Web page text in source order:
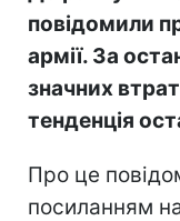
повідомили
армії. За
значних втрат
тенденція
Про це
посиланням